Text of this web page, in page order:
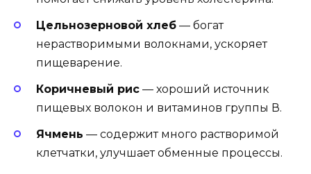
Цельнозерновой хлеб — богат
нерастворимыми волокнами, ускоряет
пищеварение.
Коричневый рис — хороший источник
пищевых волокон и витаминов группы В.
Ячмень — содержит много растворимой
клетчатки, улучшает обменные процессы.